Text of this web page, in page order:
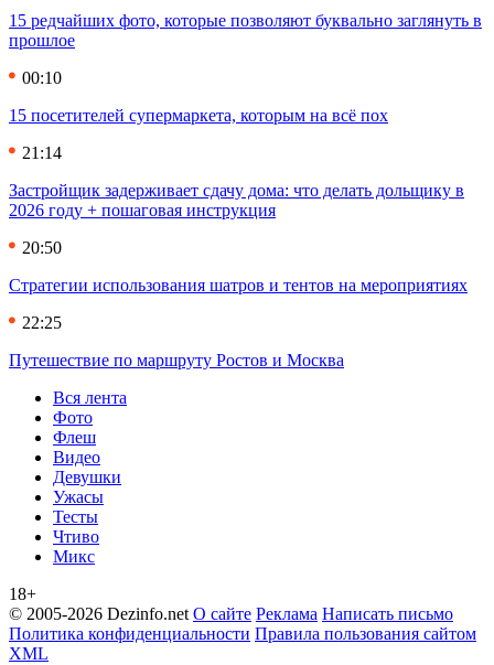
15 редчайших фото, которые позволяют буквально заглянуть в
прошлое
00:10
15 посетителей супермаркета, которым на всё пох
21:14
Застройщик задерживает сдачу дома: что делать дольщику в
2026 году + пошаговая инструкция
20:50
Стратегии использования шатров и тентов на мероприятиях
22:25
Путешествие по маршруту Ростов и Москва
Вся лента
Фото
Флеш
Видео
Девушки
Ужасы
Тесты
Чтиво
Микс
18+
© 2005-2026 Dezinfo.net О сайте Реклама Написать письмо
Политика конфиденциальности Правила пользования сайтом
XML